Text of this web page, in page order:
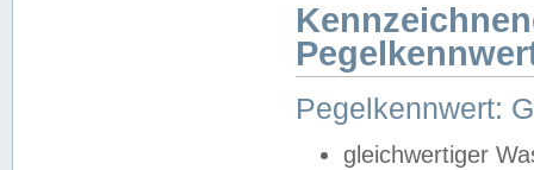
Pegelkennwert:
gleichwertiger